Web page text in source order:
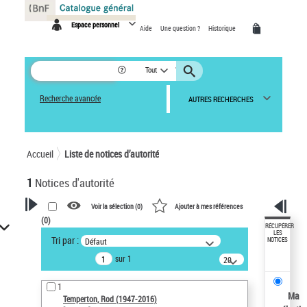
Espace personnel Aide Une question ? Historique
Tout
Recherche avancée AUTRES RECHERCHES
Accueil Liste de notices d’autorité
1 Notices d'autorité
VOTRE RECHERCHE
Recherche avancée dans les
notices d’autorité
Œuvres liées à l'auteur :
Temperton, Rod (1947-2016)
Voir la sélection (0) Ajouter à mes références
(0)
Tri par : Défaut
sur 1
20
résultats/page
1
Temperton, Rod (1947-2016)
RÉCUPÉRER
LES
NOTICES
Ma
Panneau de gestion des cookies